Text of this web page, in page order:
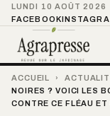
LUNDI 10 AOÛT 2026
FACEBOOK
ACCUEIL ›
NOIRES ? VOICI LES
CONTRE CE FLÉAU